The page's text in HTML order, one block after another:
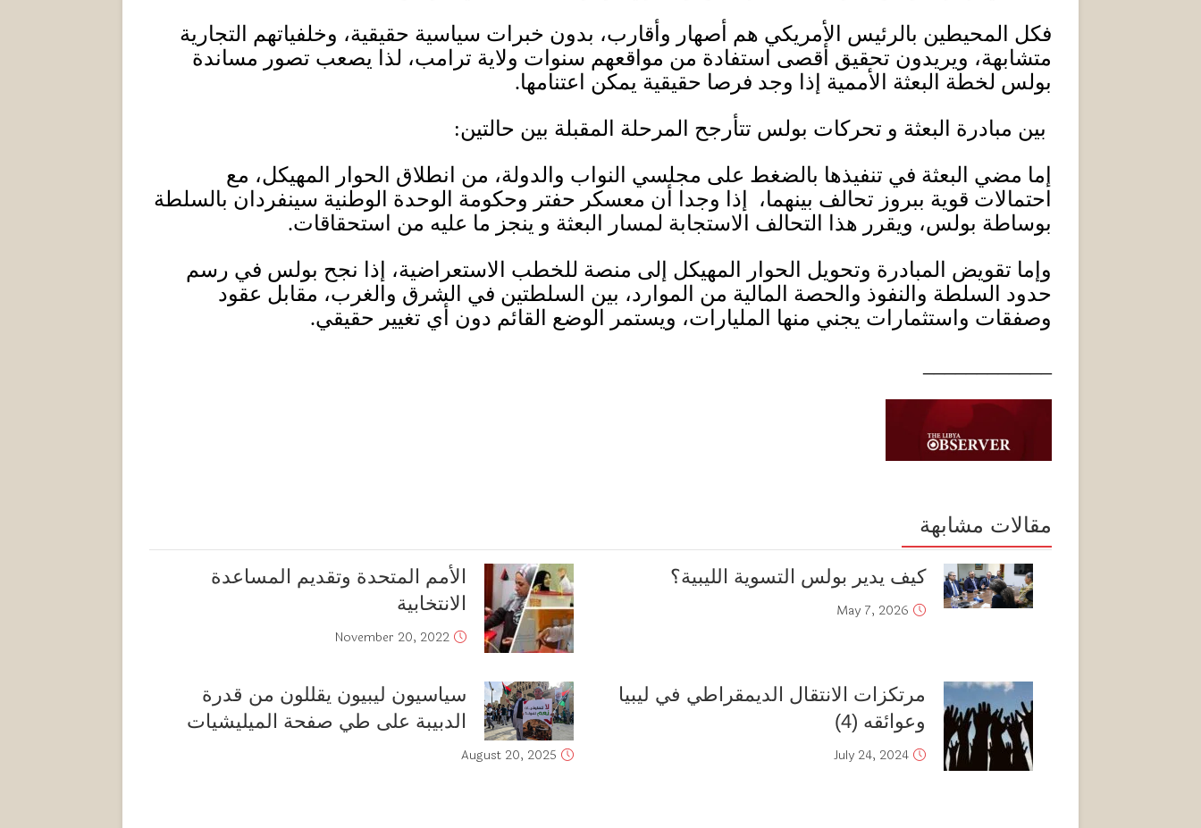
فكل المحيطين بالرئيس الأمريكي هم أصهار وأقارب، بدون خبرات سياسية حقيقية، وخلفياتهم التجارية
متشابهة، ويريدون تحقيق أقصى استفادة من مواقعهم سنوات ولاية ترامب، لذا يصعب تصور مساندة
بولس لخطة البعثة الأممية إذا وجد فرصا حقيقية يمكن اعتنامها.
بين مبادرة البعثة و تحركات بولس تتأرجح المرحلة المقبلة بين حالتين:
إما مضي البعثة في تنفيذها بالضغط على مجلسي النواب والدولة، من انطلاق الحوار المهيكل، مع
احتمالات قوية ببروز تحالف بينهما، إذا وجدا أن معسكر حفتر وحكومة الوحدة الوطنية سينفردان بالسلطة
بوساطة بولس، ويقرر هذا التحالف الاستجابة لمسار البعثة و ينجز ما عليه من استحقاقات.
وإما تقويض المبادرة وتحويل الحوار المهيكل إلى منصة للخطب الاستعراضية، إذا نجح بولس في رسم
حدود السلطة والنفوذ والحصة المالية من الموارد، بين السلطتين في الشرق والغرب، مقابل عقود
وصفقات واستثمارات يجني منها المليارات، ويستمر الوضع القائم دون أي تغيير حقيقي.
مقالات مشابهة
الأمم المتحدة وتقديم المساعدة
الانتخابية
November 20, 2022
كيف يدير بولس التسوية الليبية؟
May 7, 2026
سياسيون ليبيون يقللون من قدرة
الدبيبة على طي صفحة الميليشيات
August 20, 2025
مرتكزات الانتقال الديمقراطي ‬في ليبيا
وعوائقه (4)
July 24, 2024